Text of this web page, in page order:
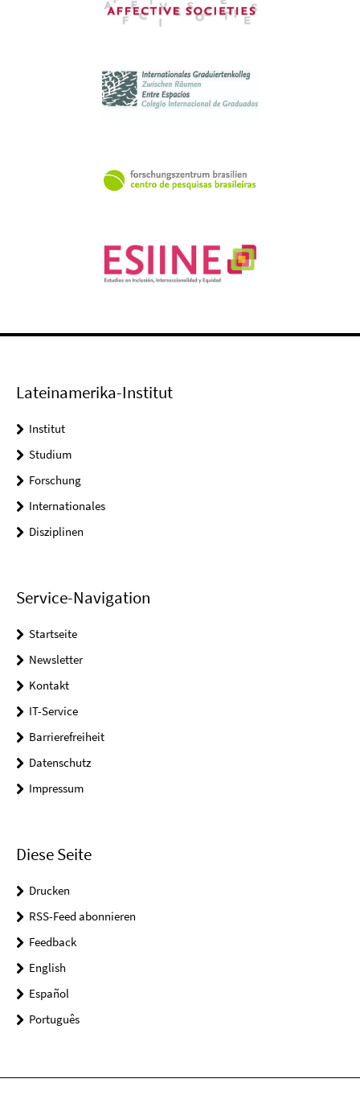
Lateinamerika-Institut
Institut
Studium
Forschung
Internationales
Disziplinen
Service-Navigation
Startseite
Newsletter
Kontakt
IT-Service
Barrierefreiheit
Datenschutz
Impressum
Diese Seite
Drucken
RSS-Feed abonnieren
Feedback
English
Español
Português